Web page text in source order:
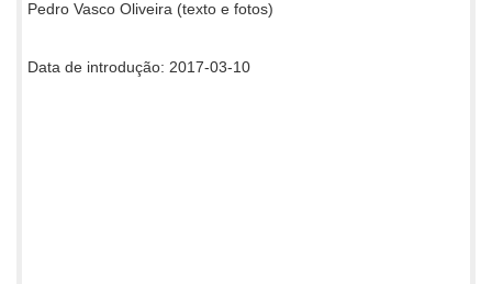
Pedro Vasco Oliveira (texto e fotos)
Data de introdução: 2017-03-10